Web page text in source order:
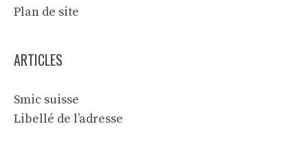
Plan de site
ARTICLES
Smic suisse
Libellé de l’adresse